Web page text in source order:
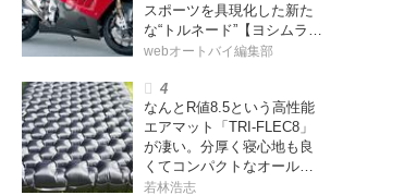
スポーツを具現化した新た
な“トルネード”【ヨシムラ
伝】
webオートバイ編集部
なんとR値8.5という高性能
エアマット「TRI-FLEC8」
が凄い。分厚く寝心地も良
くてコンパクトなオールシ
ーズン対応マットを試して
若林浩志